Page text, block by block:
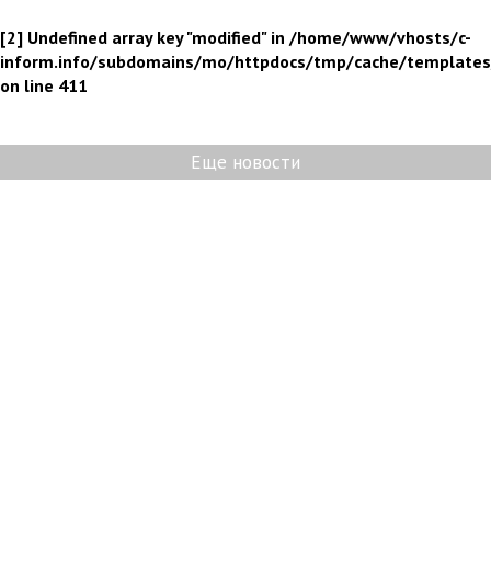
[2] Undefined array key "modified" in /home/www/vhosts/c-
inform.info/subdomains/mo/httpdocs/tmp/cache/
on line 411
Еще новости